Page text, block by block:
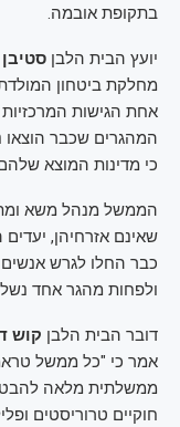
בתקופת אובמה.
יועץ הבית הלבן
מחלקת ביטחון
המהגרים שכבר הוצאו
כי מדינות המוצא
שאינם אזרחיהן, יעדים
כבר החלו לגרש
ולפחות מהגר אחד
דובר הבית הלבן קוש
אמר כי "כל ממשל
ממשלתית מלאה
חוקיים טרוריסטים